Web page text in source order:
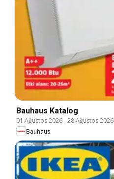
Bauhaus Katalog
01 Ağustos 2026-28 Ağustos 2026
Bauhaus